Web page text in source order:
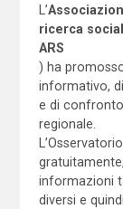
L’
ricerca
ARS
) ha
informativo,
e di
regionale.
informazioni
diversi e